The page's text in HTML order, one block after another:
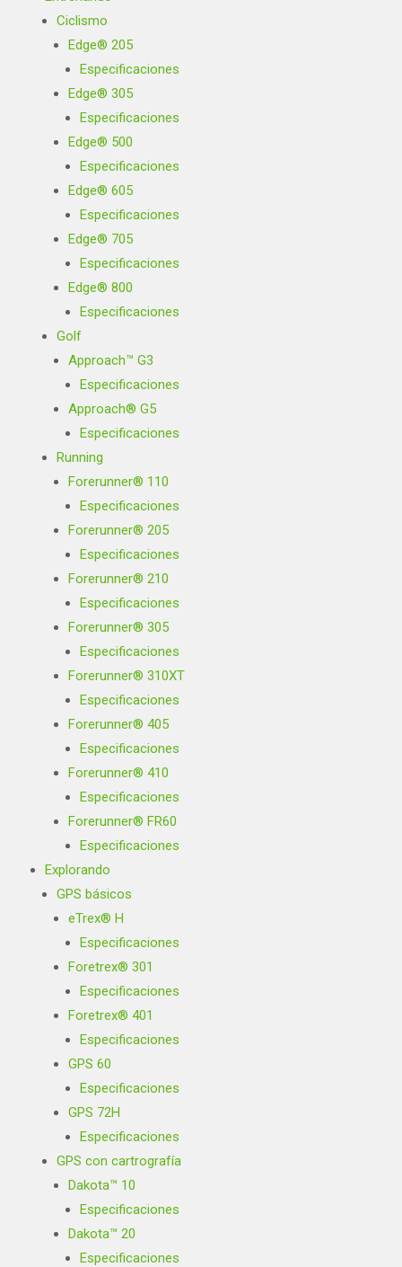
Ciclismo
Edge® 205
Especificaciones
Edge® 305
Especificaciones
Edge® 500
Especificaciones
Edge® 605
Especificaciones
Edge® 705
Especificaciones
Edge® 800
Especificaciones
Golf
Approach™ G3
Especificaciones
Approach® G5
Especificaciones
Running
Forerunner® 110
Especificaciones
Forerunner® 205
Especificaciones
Forerunner® 210
Especificaciones
Forerunner® 305
Especificaciones
Forerunner® 310XT
Especificaciones
Forerunner® 405
Especificaciones
Forerunner® 410
Especificaciones
Forerunner® FR60
Especificaciones
Explorando
GPS básicos
eTrex® H
Especificaciones
Foretrex® 301
Especificaciones
Foretrex® 401
Especificaciones
GPS 60
Especificaciones
GPS 72H
Especificaciones
GPS con cartrografía
Dakota™ 10
Especificaciones
Dakota™ 20
Especificaciones